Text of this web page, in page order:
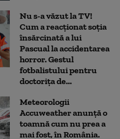
Nu s-a văzut la TV!
Cum a reacţionat soţia
însărcinată a lui
Pascual la accidentarea
horror. Gestul
fotbalistului pentru
doctoriţa de...
Meteorologii
Accuweather anunță o
toamnă cum nu prea a
mai fost, în România.